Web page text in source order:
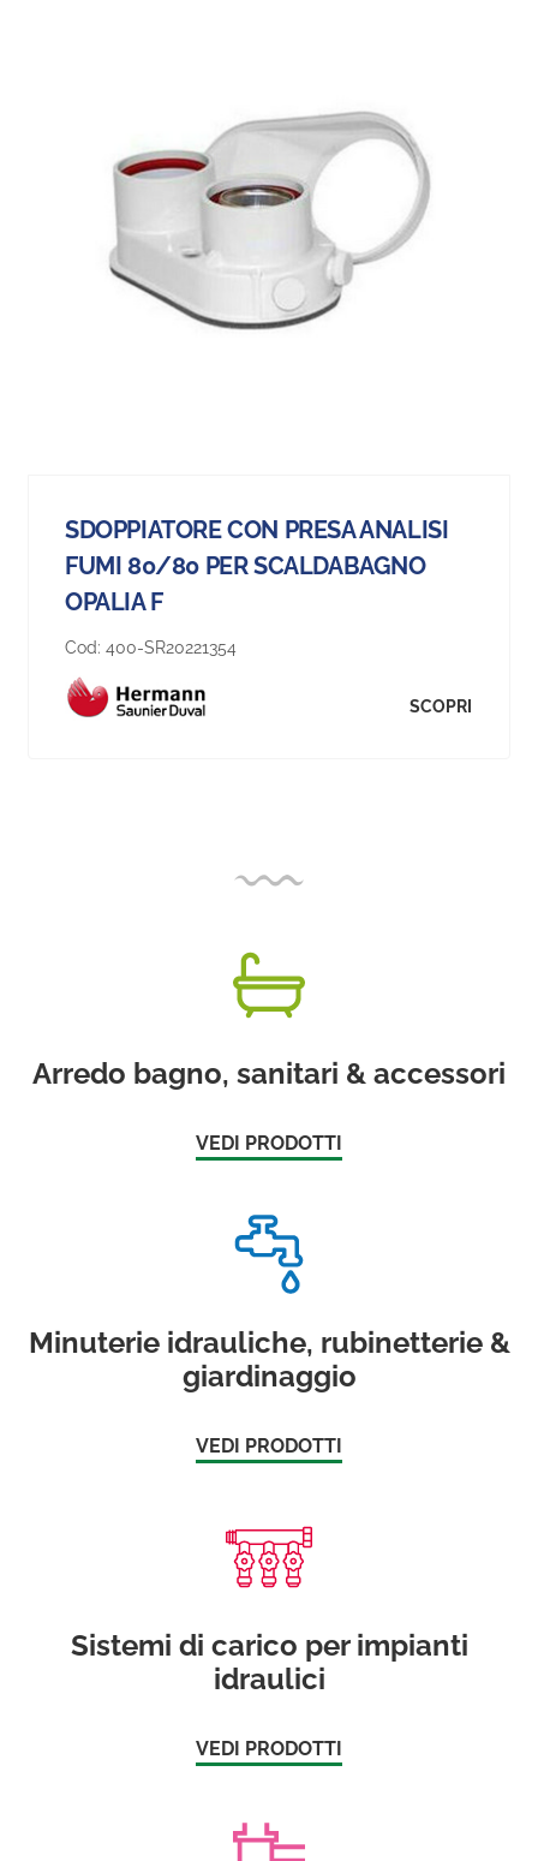
SDOPPIATORE CON PRESA ANALISI
FUMI 80/80 PER SCALDABAGNO
OPALIA F
Cod: 400-SR20221354
SCOPRI
Arredo bagno, sanitari & accessori
VEDI PRODOTTI
Minuterie idrauliche, rubinetterie &
giardinaggio
VEDI PRODOTTI
Sistemi di carico per impianti
idraulici
VEDI PRODOTTI